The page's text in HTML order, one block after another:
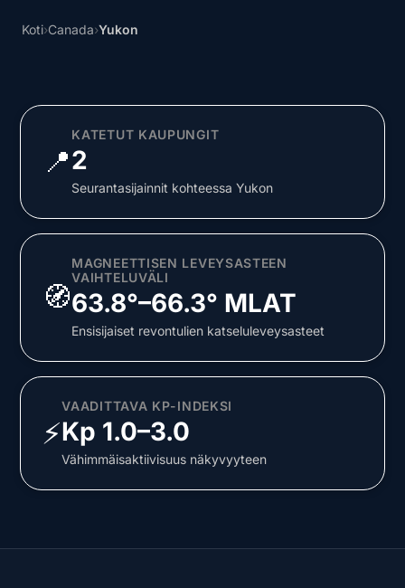
Koti›Canada›Yukon
📍
KATETUT KAUPUNGIT
2
Seurantasijainnit kohteessa Yukon
🧭
MAGNEETTISEN LEVEYSASTEEN
VAIHTELUVÄLI
63.8°–66.3° MLAT
Ensisijaiset revontulien katseluleveysasteet
⚡
VAADITTAVA KP-INDEKSI
Kp 1.0–3.0
Vähimmäisaktiivisuus näkyvyyteen